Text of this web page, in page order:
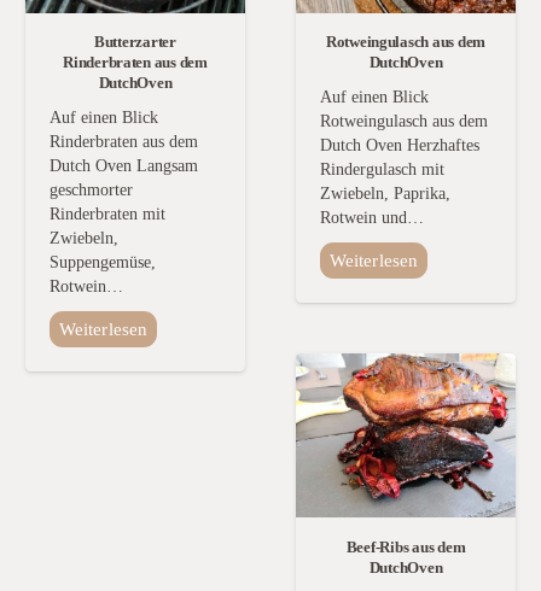
Butterzarter
Rinderbraten aus dem
DutchOven
Auf einen Blick
Rinderbraten aus dem
Dutch Oven Langsam
geschmorter
Rinderbraten mit
Zwiebeln,
Suppengemüse,
Rotwein…
Weiterlesen
Rotweingulasch aus dem
DutchOven
Auf einen Blick
Rotweingulasch aus dem
Dutch Oven Herzhaftes
Rindergulasch mit
Zwiebeln, Paprika,
Rotwein und…
Weiterlesen
Beef-Ribs aus dem
DutchOven